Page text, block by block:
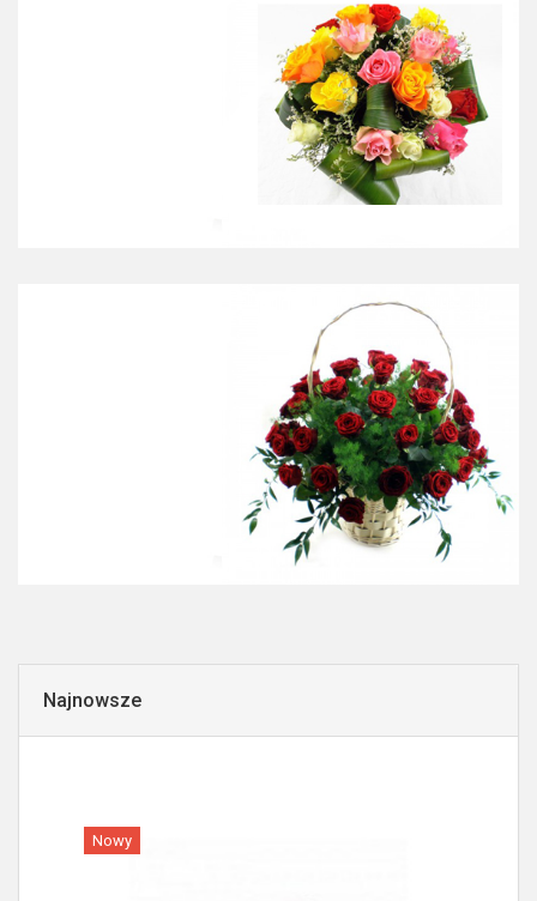
Najnowsze
Nowy